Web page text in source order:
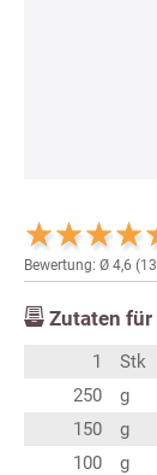
Bewertung: Ø 4,6 (13
Zutaten für
1 Stk
250
g
150
g
100
g